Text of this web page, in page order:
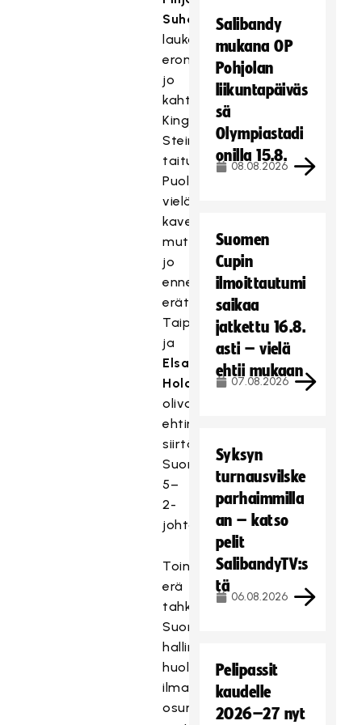
Suhonen
laukoi
eron
jo
kahteen.
Kinga
Stein
taituroi
Puolalle
vielä
kavennuksen,
mutta
jo
ennen
erätaukoa
Taipale
ja
Elsa
Holopainen
olivat
ehtineet
siirtää
Suomen
5–
2-
johtoon.
Toinen
erä
tahkottiin
Suomen
hallinnasta
huolimatta
ilman
osumia,
Salibandy
mukana OP
Pohjolan
liikuntapäiväs
sä
Olympiastadi
onilla 15.8.
08.08.2026
Suomen
Cupin
ilmoittautumi
saikaa
jatkettu 16.8.
asti – vielä
ehtii mukaan
07.08.2026
Syksyn
turnausvilske
parhaimmilla
an – katso
pelit
SalibandyTV:s
tä
06.08.2026
Pelipassit
kaudelle
2026–27 nyt